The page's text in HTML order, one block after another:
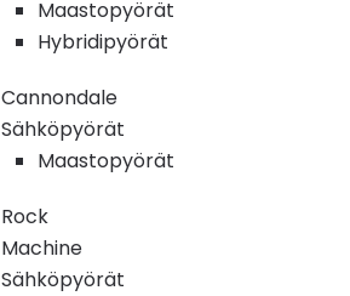
Maastopyörät
Hybridipyörät
Cannondale
Sähköpyörät
Maastopyörät
Rock
Machine
Sähköpyörät